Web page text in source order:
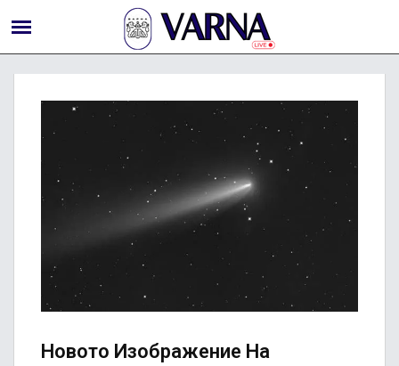
Новото Изображение На